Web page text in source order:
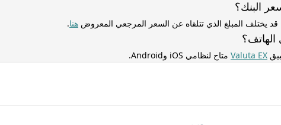
يختلف المبلغ الذي تتلقاه عن السعر المرجعي المعروض هنا.
Valuta EX متاح لنظامي iOS وAndroid.